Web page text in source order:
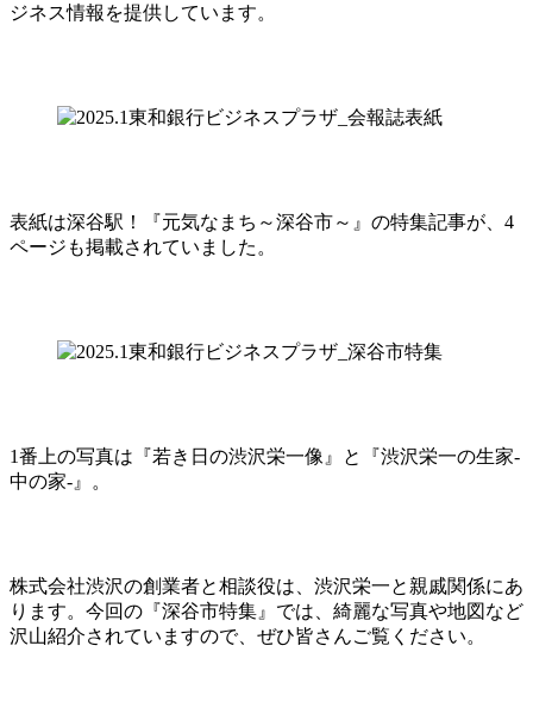
ジネス情報を提供しています。
表紙は深谷駅！『元気なまち～深谷市～』の特集記事が、4
ページも掲載されていました。
1番上の写真は『若き日の渋沢栄一像』と『渋沢栄一の生家-
中の家-』。
株式会社渋沢の創業者と相談役は、渋沢栄一と親戚関係にあ
ります。今回の『深谷市特集』では、綺麗な写真や地図など
沢山紹介されていますので、ぜひ皆さんご覧ください。